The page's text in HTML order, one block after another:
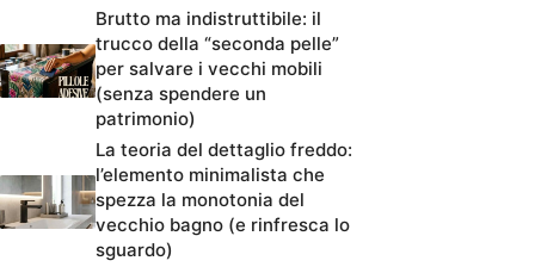
Brutto ma indistruttibile: il
trucco della “seconda pelle”
per salvare i vecchi mobili
(senza spendere un
patrimonio)
La teoria del dettaglio freddo:
l’elemento minimalista che
spezza la monotonia del
vecchio bagno (e rinfresca lo
sguardo)